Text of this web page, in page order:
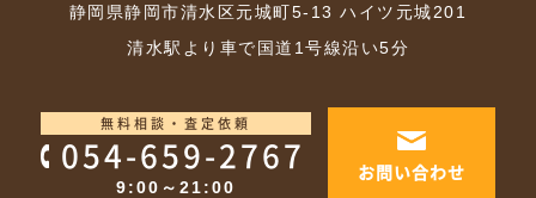
静岡県静岡市清水区元城町5-13 ハイツ元城201
清水駅より車で国道1号線沿い5分
無料相談・査定依頼
054-659-2767
9:00～21:00
お問い合わせ